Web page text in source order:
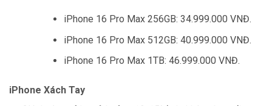
iPhone 16 Pro Max 256GB: 34.999.000 VNĐ.
iPhone 16 Pro Max 512GB: 40.999.000 VNĐ.
iPhone 16 Pro Max 1TB: 46.999.000 VNĐ.
iPhone Xách Tay